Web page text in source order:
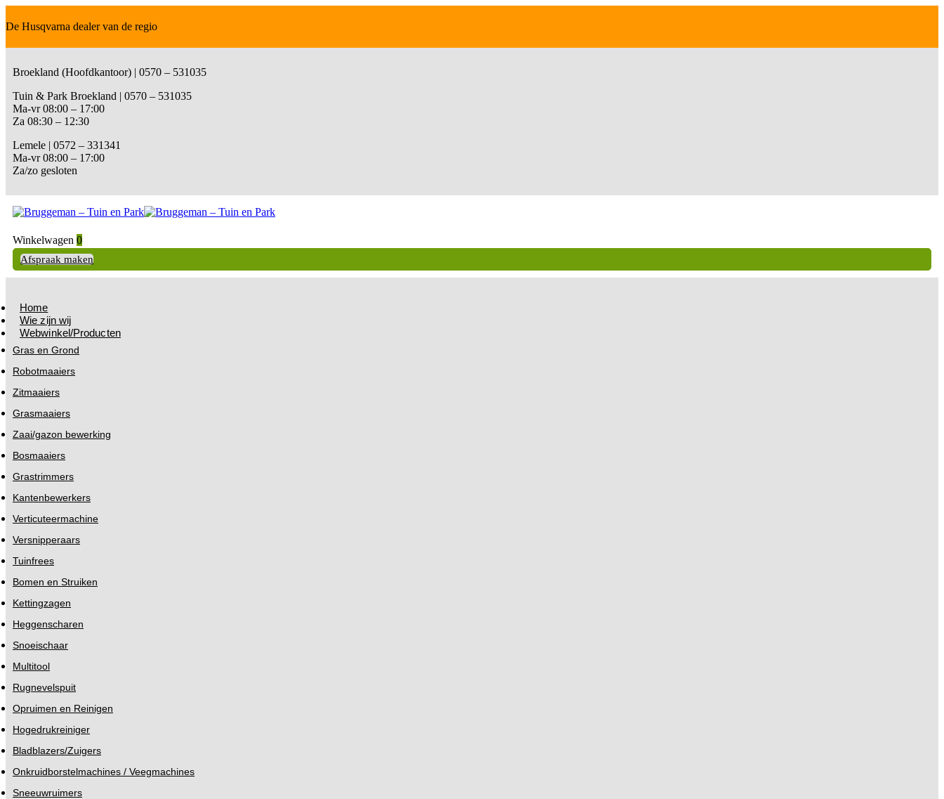
De Husqvarna dealer van de regio
Broekland (Hoofdkantoor) | 0570 – 531035
Tuin & Park Broekland | 0570 – 531035
Ma-vr 08:00 – 17:00
Za 08:30 – 12:30
Lemele | 0572 – 331341
Ma-vr 08:00 – 17:00
Za/zo gesloten
Winkelwagen 0
Afspraak maken
Home
Wie zijn wij
Webwinkel/Producten
Gras en Grond
Robotmaaiers
Zitmaaiers
Grasmaaiers
Zaai/gazon bewerking
Bosmaaiers
Grastrimmers
Kantenbewerkers
Verticuteermachine
Versnipperaars
Tuinfrees
Bomen en Struiken
Kettingzagen
Heggenscharen
Snoeischaar
Multitool
Rugnevelspuit
Opruimen en Reinigen
Hogedrukreiniger
Bladblazers/Zuigers
Onkruidborstelmachines / Veegmachines
Sneeuwruimers